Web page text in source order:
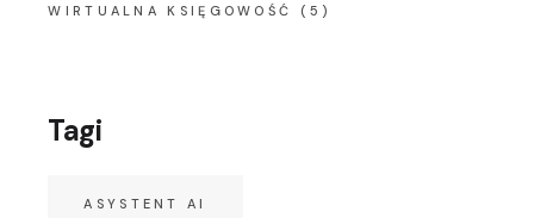
WIRTUALNA KSIĘGOWOŚĆ (5)
Tagi
ASYSTENT AI